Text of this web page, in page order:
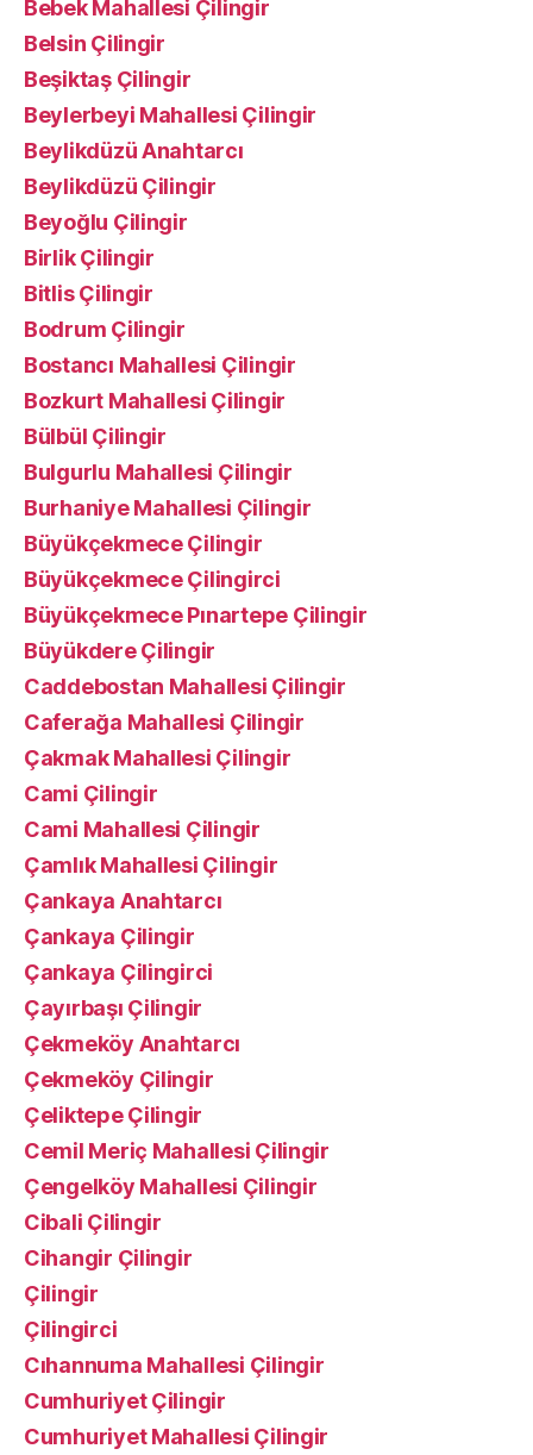
Bebek Mahallesi Çilingir
Belsin Çilingir
Beşiktaş Çilingir
Beylerbeyi Mahallesi Çilingir
Beylikdüzü Anahtarcı
Beylikdüzü Çilingir
Beyoğlu Çilingir
Birlik Çilingir
Bitlis Çilingir
Bodrum Çilingir
Bostancı Mahallesi Çilingir
Bozkurt Mahallesi Çilingir
Bülbül Çilingir
Bulgurlu Mahallesi Çilingir
Burhaniye Mahallesi Çilingir
Büyükçekmece Çilingir
Büyükçekmece Çilingirci
Büyükçekmece Pınartepe Çilingir
Büyükdere Çilingir
Caddebostan Mahallesi Çilingir
Caferağa Mahallesi Çilingir
Çakmak Mahallesi Çilingir
Cami Çilingir
Cami Mahallesi Çilingir
Çamlık Mahallesi Çilingir
Çankaya Anahtarcı
Çankaya Çilingir
Çankaya Çilingirci
Çayırbaşı Çilingir
Çekmeköy Anahtarcı
Çekmeköy Çilingir
Çeliktepe Çilingir
Cemil Meriç Mahallesi Çilingir
Çengelköy Mahallesi Çilingir
Cibali Çilingir
Cihangir Çilingir
Çilingir
Çilingirci
Cıhannuma Mahallesi Çilingir
Cumhuriyet Çilingir
Cumhuriyet Mahallesi Çilingir